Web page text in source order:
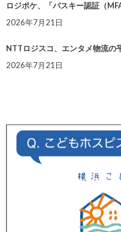
ロジポケ、「パスキー認証（
2026年7月21日
NTTロジスコ、エンタメ物流
2026年7月21日